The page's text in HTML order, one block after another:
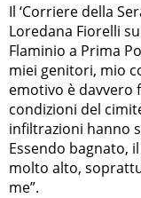
Il ‘Corriere della
Loredana Fiorelli
Flaminio a Prima
miei genitori, mio
emotivo è davvero
condizioni del
infiltrazioni hanno
Essendo bagnato,
molto alto,
me”.